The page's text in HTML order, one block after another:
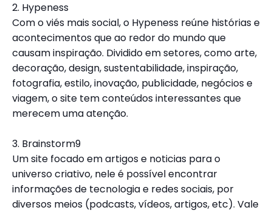
2. Hypeness
Com o viés mais social, o Hypeness reúne histórias e
acontecimentos que ao redor do mundo que
causam inspiração. Dividido em setores, como arte,
decoração, design, sustentabilidade, inspiração,
fotografia, estilo, inovação, publicidade, negócios e
viagem, o site tem conteúdos interessantes que
merecem uma atenção.
3. Brainstorm9
Um site focado em artigos e noticias para o
universo criativo, nele é possível encontrar
informações de tecnologia e redes sociais, por
diversos meios (podcasts, vídeos, artigos, etc). Vale